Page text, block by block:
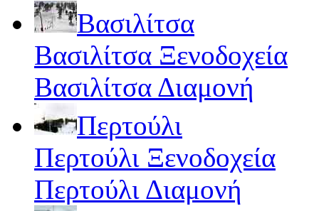
Βασιλίτσα
Βασιλίτσα Ξενοδοχεία
Βασιλίτσα Διαμονή
Περτούλι
Περτούλι Ξενοδοχεία
Περτούλι Διαμονή